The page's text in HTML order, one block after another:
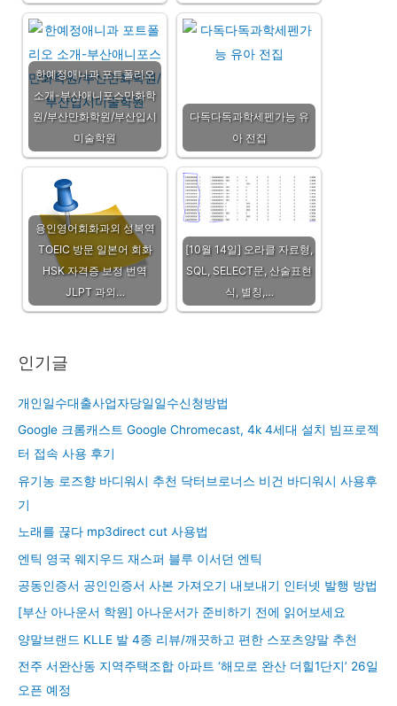
한예정애니과 포트폴리오
소개-부산애니포스만화학
원/부산만화학원/부산입시
미술학원
다독다독과학세펜가능 유
아 전집
용인영어회화과외 성복역
TOEIC 방문 일본어 회화
HSK 자격증 보정 번역
JLPT 과외…
[10월 14일] 오라클 자료형,
SQL, SELECT문, 산술표현
식, 별칭,…
인기글
개인일수대출사업자당일일수신청방법
Google 크롬캐스트 Google Chromecast, 4k 4세대 설치 빔프로젝
터 접속 사용 후기
유기농 로즈향 바디워시 추천 닥터브로너스 비건 바디워시 사용후
기
노래를 끊다 mp3direct cut 사용법
엔틱 영국 웨지우드 재스퍼 블루 이서던 엔틱
공동인증서 공인인증서 사본 가져오기 내보내기 인터넷 발행 방법
[부산 아나운서 학원] 아나운서가 준비하기 전에 읽어보세요
양말브랜드 KLLE 발 4종 리뷰/깨끗하고 편한 스포츠양말 추천
전주 서완산동 지역주택조합 아파트 ‘해모로 완산 더힐1단지’ 26일
오픈 예정